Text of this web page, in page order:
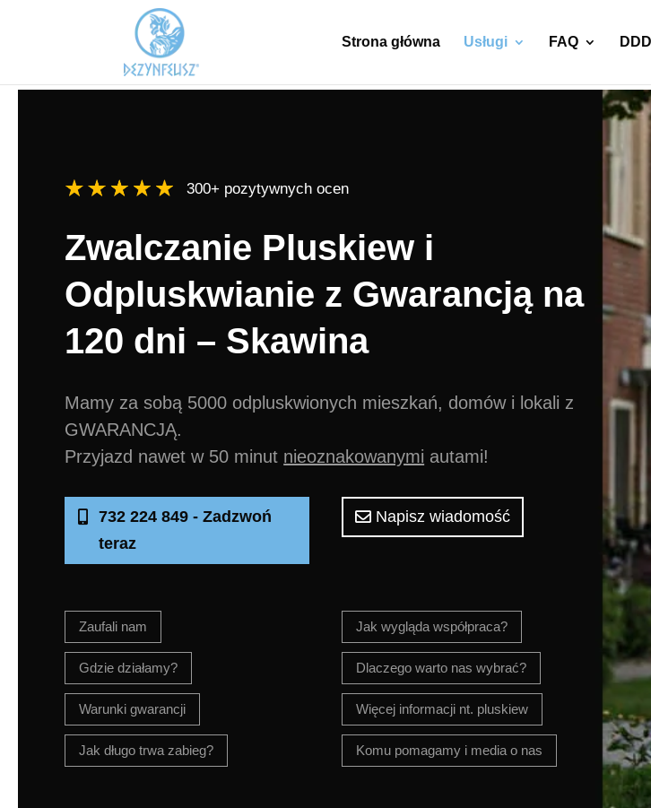
Strona główna Usługi FAQ DDD
300+ pozytywnych ocen
Zwalczanie Pluskiew i
Odpluskwianie z Gwarancją na
120 dni – Skawina
Mamy za sobą 5000 odpluskwionych mieszkań, domów i lokali z
GWARANCJĄ.
Przyjazd nawet w 50 minut nieoznakowanymi autami!
732 224 849 - Zadzwoń
teraz
Napisz wiadomość
Zaufali nam
Gdzie działamy?
Warunki gwarancji
Jak długo trwa zabieg?
Jak wygląda współpraca?
Dlaczego warto nas wybrać?
Więcej informacji nt. pluskiew
Komu pomagamy i media o nas